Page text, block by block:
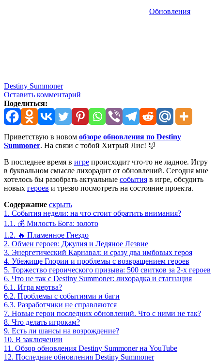
Обновления
Destiny Summoner
Оставить комментарий
Поделиться:
Приветствую в новом обзоре обновления по Destiny
Summoner. На связи с тобой Хитрый Лис! 🦊
В последнее время в игре происходит что-то не ладное. Игру
в буквальном смысле лихорадит от обновлений. Сегодня мне
хотелось бы разобрать актуальные события в игре, обсудить
новых героев и трезво посмотреть на состояние проекта.
Содержание скрыть
1. События недели: на что стоит обратить внимания?
1.1. 💰 Милость Бога: золото
1.2. 🔥 Пламенное Гнездо
2. Обмен героев: Джулия и Ледяное Лезвие
3. Энергетический Карнавал: и сразу два имбовых героя
4. Убежище Глории и проблемы с возвращением героев
5. Торжество героического призыва: 500 свитков за 2-х героев
6. Что не так с Destiny Summoner: лихорадка и стагнация
6.1. Игра мертва?
6.2. Проблемы с событиями и баги
6.3. Разработчики не справляются
7. Новые герои последних обновлений. Что с ними не так?
8. Что делать игрокам?
9. Есть ли шансы на возрождение?
10. В заключении
11. Обзор обновления Destiny Summoner на YouTube
12. Последние обновления Destiny Summoner